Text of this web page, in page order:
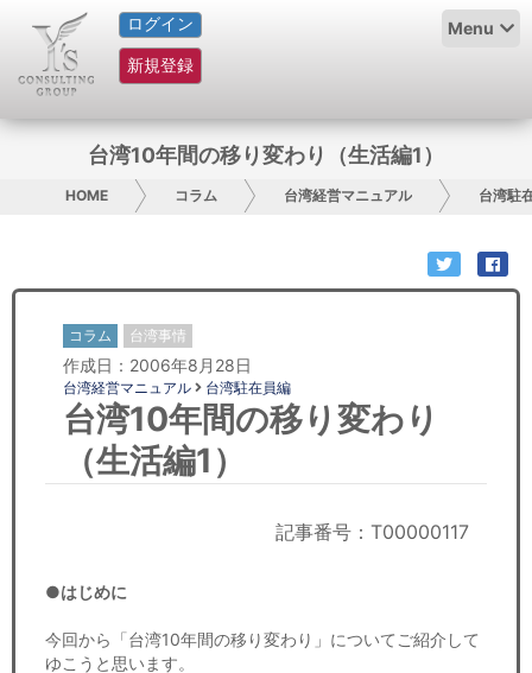
ログイン
新規登録
Menu
HOME
サービス紹介
グループ概要
日本人にPR
コンサルティング
リサーチ
経済ニュース
労務顧問
台湾10年間の移り変わり（生活編1）
HOME コラム 台湾経営マニュアル 台湾駐
コラム 台湾事情
作成日：2006年8月28日
台湾経営マニュアル 台湾駐在員編
台湾10年間の移り変わり
（生活編1）
記事番号：T00000117
●はじめに
今回から「台湾10年間の移り変わり」についてご紹介して
ゆこうと思います。